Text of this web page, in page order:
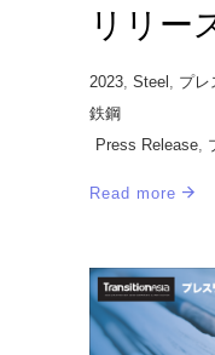
リリー
2023, Steel , プレ
鉄鋼
Press Release,
Read more